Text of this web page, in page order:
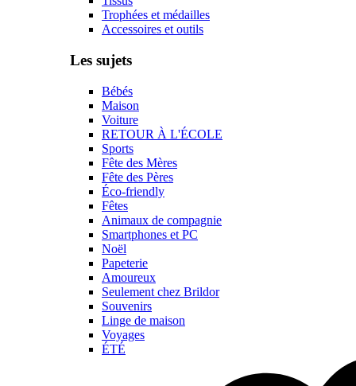
Trophées et médailles
Accessoires et outils
Les sujets
Bébés
Maison
Voiture
RETOUR À L'ÉCOLE
Sports
Fête des Mères
Fête des Pères
Éco-friendly
Fêtes
Animaux de compagnie
Smartphones et PC
Noël
Papeterie
Amoureux
Seulement chez Brildor
Souvenirs
Linge de maison
Voyages
ÉTÉ